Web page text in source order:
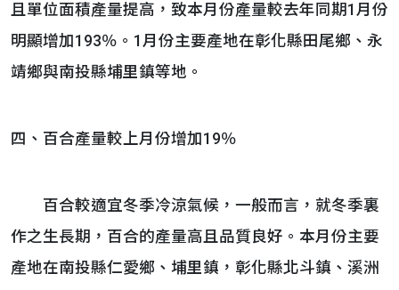
且單位面積產量提高，致本月份產量較去年同期1月份
明顯增加193％。1月份主要產地在彰化縣田尾鄉、永
靖鄉與南投縣埔里鎮等地。
四、百合產量較上月份增加19％
百合較適宜冬季冷涼氣候，一般而言，就冬季裏
作之生長期，百合的產量高且品質良好。本月份主要
產地在南投縣仁愛鄉、埔里鎮，彰化縣北斗鎮、溪洲